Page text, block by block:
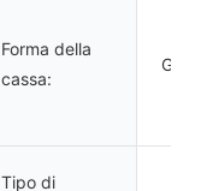
Forma della
cassa:
Tipo di